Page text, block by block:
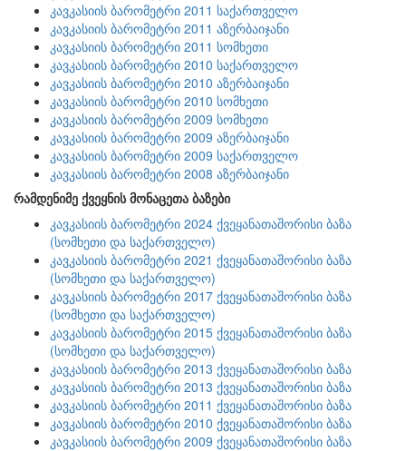
კავკასიის ბარომეტრი 2011 საქართველო
კავკასიის ბარომეტრი 2011 აზერბაიჯანი
კავკასიის ბარომეტრი 2011 სომხეთი
კავკასიის ბარომეტრი 2010 საქართველო
კავკასიის ბარომეტრი 2010 აზერბაიჯანი
კავკასიის ბარომეტრი 2010 სომხეთი
კავკასიის ბარომეტრი 2009 სომხეთი
კავკასიის ბარომეტრი 2009 აზერბაიჯანი
კავკასიის ბარომეტრი 2009 საქართველო
კავკასიის ბარომეტრი 2008 აზერბაიჯანი
რამდენიმე ქვეყნის მონაცეთა ბაზები
კავკასიის ბარომეტრი 2024 ქვეყანათაშორისი ბაზა
(სომხეთი და საქართველო)
კავკასიის ბარომეტრი 2021 ქვეყანათაშორისი ბაზა
(სომხეთი და საქართველო)
კავკასიის ბარომეტრი 2017 ქვეყანათაშორისი ბაზა
(სომხეთი და საქართველო)
კავკასიის ბარომეტრი 2015 ქვეყანათაშორისი ბაზა
(სომხეთი და საქართველო)
კავკასიის ბარომეტრი 2013 ქვეყანათაშორისი ბაზა
კავკასიის ბარომეტრი 2013 ქვეყანათაშორისი ბაზა
კავკასიის ბარომეტრი 2011 ქვეყანათაშორისი ბაზა
კავკასიის ბარომეტრი 2010 ქვეყანათაშორისი ბაზა
კავკასიის ბარომეტრი 2009 ქვეყანათაშორისი ბაზა